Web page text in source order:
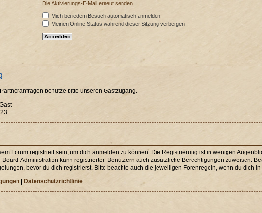
Die Aktivierungs-E-Mail erneut senden
Mich bei jedem Besuch automatisch anmelden
Meinen Online-Status während dieser Sitzung verbergen
benutze bitte unseren Gastzugang.
Forum registriert sein, um dich anmelden zu können. Die Registrierung ist in wenigen
Board-Administration kann registrierten Benutzern auch zusätzliche Berechtigungen zuweisen.
bevor du dich registrierst. Bitte beachte auch die jeweiligen Forenregeln, wenn du dich in
|Datenschutzrichtlinie